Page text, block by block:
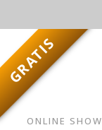
GRATIS
ONLINE SHOW